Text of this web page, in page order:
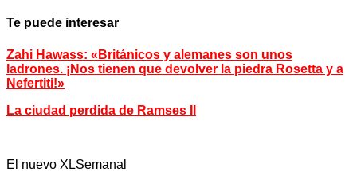
Te puede interesar
Zahi Hawass: «Británicos y alemanes son unos
ladrones. ¡Nos tienen que devolver la piedra Rosetta y a
Nefertiti!»
La ciudad perdida de Ramses II
El nuevo XLSemanal